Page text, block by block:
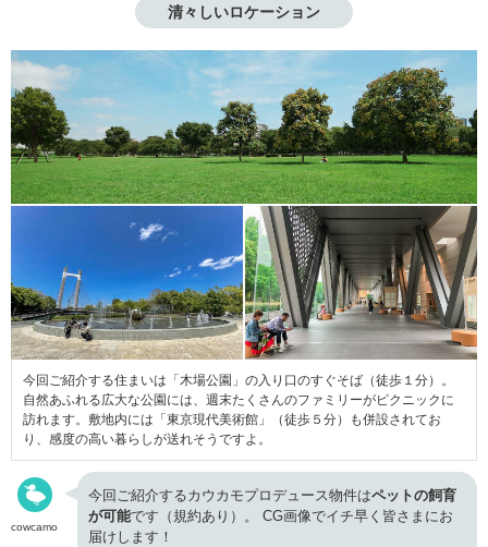
清々しいロケーション
今回ご紹介する住まいは「木場公園」の入り口のすぐそば（徒歩１分）。
自然あふれる広大な公園には、週末たくさんのファミリーがピクニックに
訪れます。敷地内には「東京現代美術館」（徒歩５分）も併設されてお
り、感度の高い暮らしが送れそうですよ。
cowcamo
今回ご紹介するカウカモプロデュース物件はペットの飼育
が可能です（規約あり）。 CG画像でイチ早く皆さまにお
届けします！